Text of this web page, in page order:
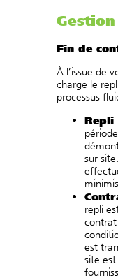
Fin de
À l’issue de
charge le
processus
Repli
sur
repli
est
site